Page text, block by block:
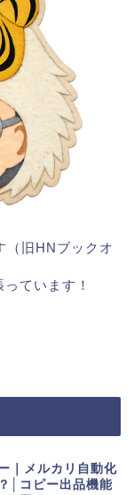
（旧HNブックオ
ています！
｜メルカリ自動化
│コピー出品機能